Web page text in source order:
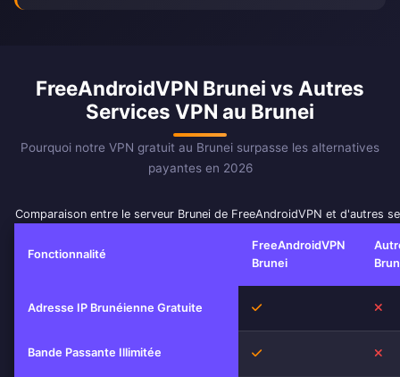
FreeAndroidVPN Brunei vs Autres
Services VPN au Brunei
Pourquoi notre VPN gratuit au Brunei surpasse les alternatives
payantes en 2026
Comparaison entre le serveur Brunei de FreeAndroidVPN et d'autres
Fonctionnalité
FreeAndroidVPN
Brunei
Adresse IP Brunéienne Gratuite Oui
Bande Passante Illimitée Oui